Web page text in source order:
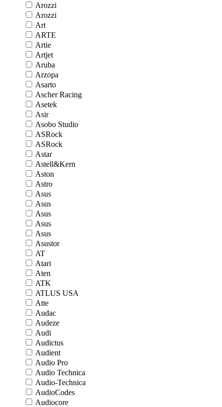
Arozzi
Arozzi
Art
ARTE
Artie
Artjet
Aruba
Arzopa
Asarto
Ascher Racing
Asetek
Asir
Asobo Studio
ASRock
ASRock
Astar
Astell&Kern
Aston
Astro
Asus
Asus
Asus
Asus
Asus
Asustor
AT
Atari
Aten
ATK
ATLUS USA
Atte
Audac
Audeze
Audi
Audictus
Audient
Audio Pro
Audio Technica
Audio-Technica
AudioCodes
Audiocore